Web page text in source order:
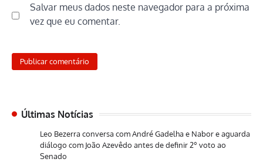
Salvar meus dados neste navegador para a próxima
vez que eu comentar.
Últimas Notícias
Leo Bezerra conversa com André Gadelha e Nabor e aguarda
diálogo com João Azevêdo antes de definir 2º voto ao
Senado